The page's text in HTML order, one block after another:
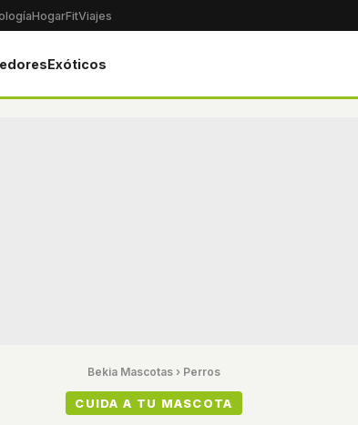
HogarFitViajes
Exóticos
Bekia Mascotas › Perros
CUIDA A TU MASCOTA